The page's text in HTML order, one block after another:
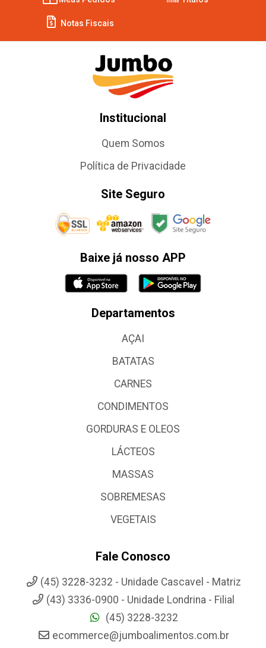
Notas Fiscais
Institucional
Quem Somos
Política de Privacidade
Site Seguro
Baixe já nosso APP
Departamentos
AÇAI
BATATAS
CARNES
CONDIMENTOS
GORDURAS E OLEOS
LÁCTEOS
MASSAS
SOBREMESAS
VEGETAIS
Fale Conosco
(45) 3228-3232 - Unidade Cascavel - Matriz
(43) 3336-0900 - Unidade Londrina - Filial
(45) 3228-3232
ecommerce@jumboalimentos.com.br